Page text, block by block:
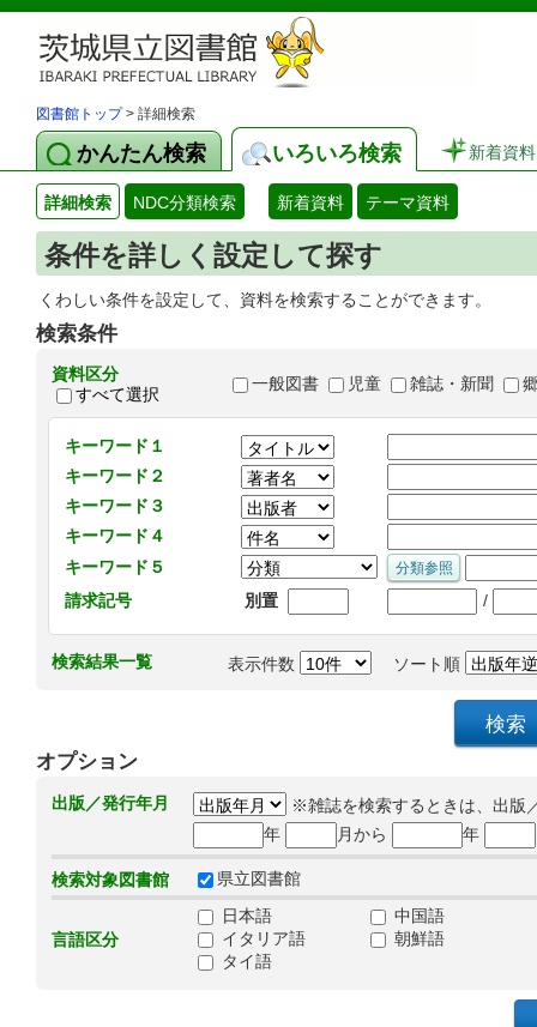
図書館トップ> 詳細検索
かんたん検索 いろいろ検索 新着資料
詳細検索 NDC分類検索 新着資料 テーマ資料
条件を詳しく設定して探す
くわしい条件を設定して、資料を検索することができます。
検索条件
資料区分
すべて選択
一般図書 児童 雑誌・新聞
キーワード１
キーワード２
キーワード３
キーワード４
キーワード５
請求記号
別置 /
検索結果一覧 表示件数 ソート順
オプション
出版／発行年月
※雑誌を検索するときは、出版
年
月から 年
検索対象図書館 県立図書館
言語区分
日本語
中国語
イタリア語
朝鮮語
タイ語